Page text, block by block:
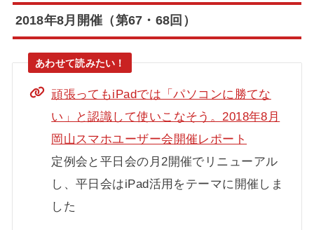
2018年8月開催（第67・68回）
頑張ってもiPadでは「パソコンに勝てな
い」と認識して使いこなそう。2018年8月
岡山スマホユーザー会開催レポート
定例会と平日会の月2開催でリニューアル
し、平日会はiPad活用をテーマに開催しま
した